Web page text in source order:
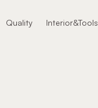
Quality Interior&Tools